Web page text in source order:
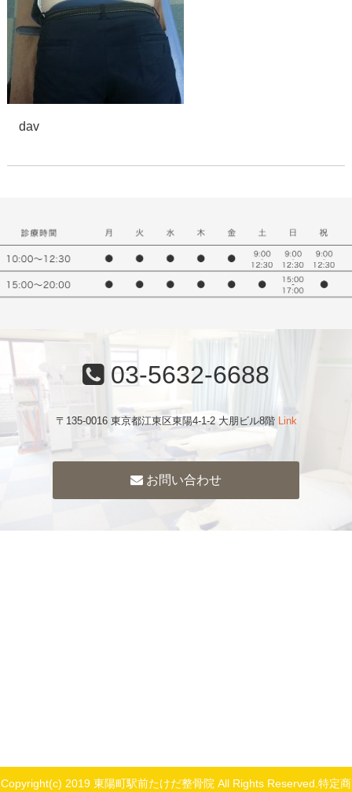
dav
03-5632-6688
〒135-0016 東京都江東区東陽4-1-2 大朋ビル8階 Link
お問い合わせ
Copyright(c) 2019 東陽町駅前たけだ整骨院 All Rights Reserved.特定商